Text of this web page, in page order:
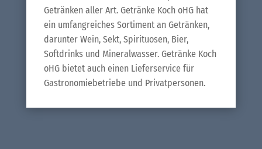
Getränken aller Art. Getränke Koch oHG hat
ein umfangreiches Sortiment an Getränken,
darunter Wein, Sekt, Spirituosen, Bier,
Softdrinks und Mineralwasser. Getränke Koch
oHG bietet auch einen Lieferservice für
Gastronomiebetriebe und Privatpersonen.